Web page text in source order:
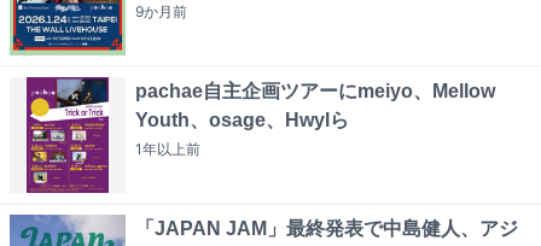
9か月前
pachae自主企画ツアーにmeiyo、Mellow
Youth、osage、Hwylら
1年以上前
「JAPAN JAM」最終発表で中島健人、アジ